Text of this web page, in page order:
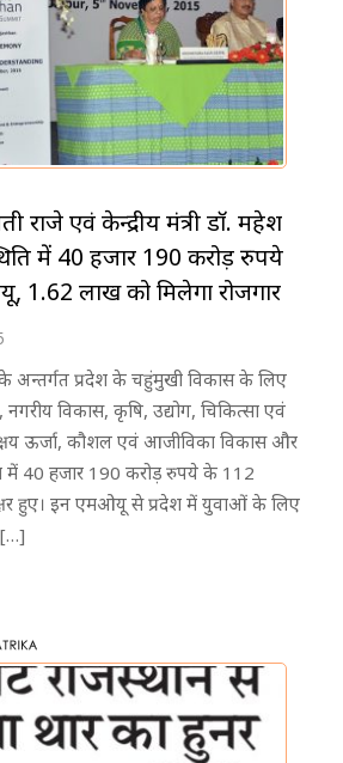
राजे एवं केन्द्रीय मंत्री डाॅ. महेश
में 40 हजार 190 करोड़ रुपये
लाख को मिलेगा रोजगार
के अन्तर्गत प्रदेश के चहुंमुखी विकास के लिए
विकास, कृषि, उद्योग, चिकित्सा एवं
ऊर्जा, कौशल एवं आजीविका विकास और
में 40 हजार 190 करोड़ रुपये के 112
हुए। इन एमओयू से प्रदेश में युवाओं के लिए